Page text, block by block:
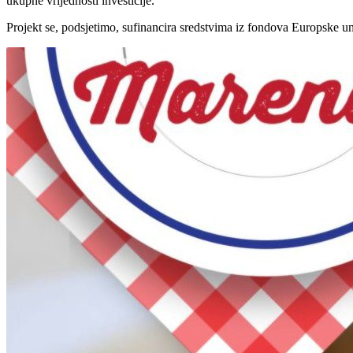
Projekt se, podsjetimo, sufinancira sredstvima iz fondova Europske